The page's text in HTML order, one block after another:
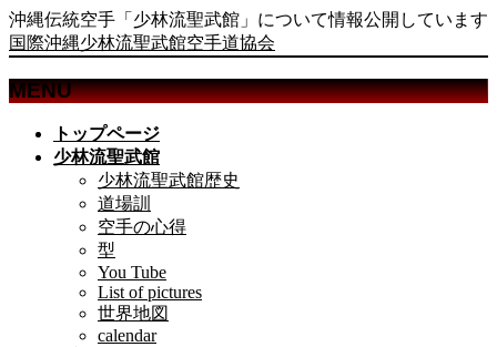
沖縄伝統空手「少林流聖武館」について情報公開しています
国際沖縄少林流聖武館空手道協会
MENU
トップページ
少林流聖武館
少林流聖武館歴史
道場訓
空手の心得
型
You Tube
List of pictures
世界地図
calendar